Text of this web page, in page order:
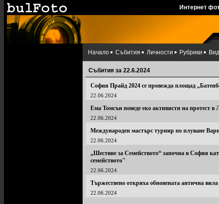
Интернет
Начало Събития Личности Рубрики
Събития за 22.6.2024
София Прайд 2024 се провежда площад
22.06.2024
Ема Томсън поведе еко активисти на протест в
22.06.2024
Международен мастърс турнир по плуване
22.06.2024
„Шествие за Семейството“ започна в София
семейството"
22.06.2024
Тържествено откриха обновената антична
22.06.2024